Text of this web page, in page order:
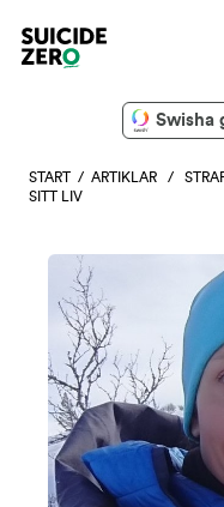
Swisha
START / ARTIKLAR /
SITT LIV